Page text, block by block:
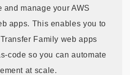
and manage your AWS
apps. This enables you to
Family web apps
code so you can automate
at scale.